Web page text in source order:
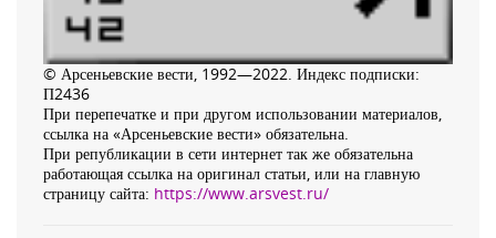
© Арсеньевские вести, 1992—2022. Индекс подписки:
П2436
При перепечатке и при другом использовании материалов,
ссылка на «Арсеньевские вести» обязательна.
При републикации в сети интернет так же обязательна
работающая ссылка на оригинал статьи, или на главную
страницу сайта: https://www.arsvest.ru/